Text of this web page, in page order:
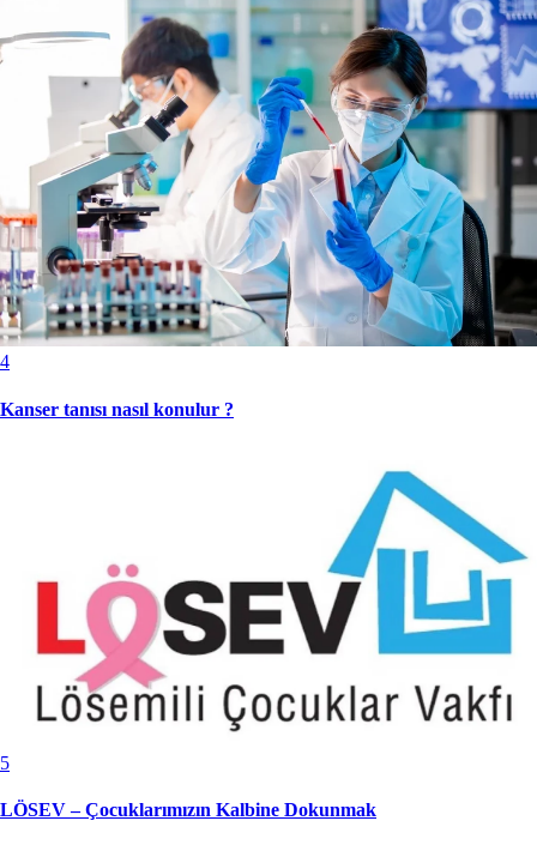
4
Kanser tanısı nasıl konulur ?
5
LÖSEV – Çocuklarımızın Kalbine Dokunmak